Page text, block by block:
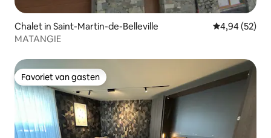
Chalet in Saint-Martin-de-Belleville Gemiddelde
4,94 (52)
MATANGIE
Favoriet van gasten
Favoriet van gasten